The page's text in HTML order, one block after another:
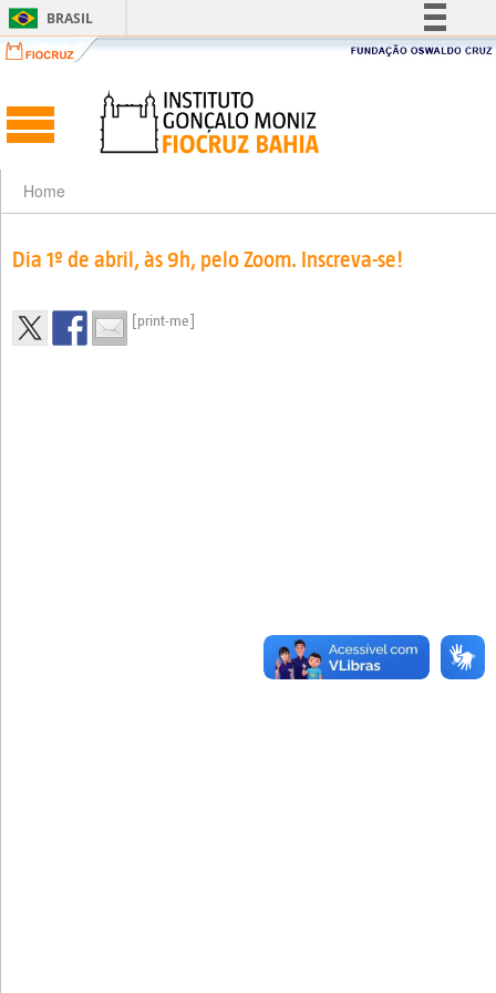
BRASIL
Simplifique!
Acesso à informação
Canais
Home
Dia 1º de abril, às 9h, pelo Zoom. Inscreva-se!
[print-me]